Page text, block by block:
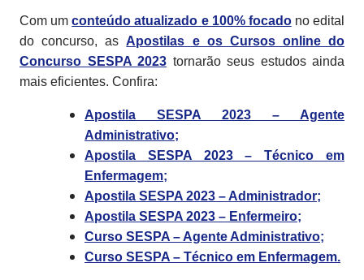
Com umconteúdo atualizado e 100% focadono edital
do concurso, as Apostilas e os Cursos online do
Concurso SESPA 2023 tornarão seus estudos ainda
mais eficientes. Confira:
Apostila SESPA 2023 – Agente
Administrativo;
Apostila SESPA 2023 – Técnico em
Enfermagem;
Apostila SESPA 2023 – Administrador;
Apostila SESPA 2023 – Enfermeiro;
Curso SESPA – Agente Administrativo;
Curso SESPA – Técnico em Enfermagem.